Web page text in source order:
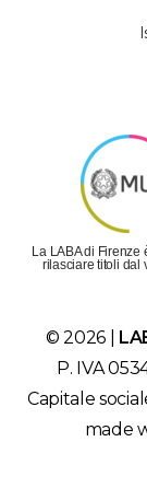
La LABA di
rilasciare titoli dal
© 2026 |
P. IVA
Capitale
made
Se
Il
LABA